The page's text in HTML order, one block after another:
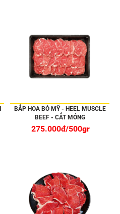
BẮP HOA BÒ MỸ - HEEL MUSCLE
BEEF - CẮT MỎNG
275.000đ/500gr